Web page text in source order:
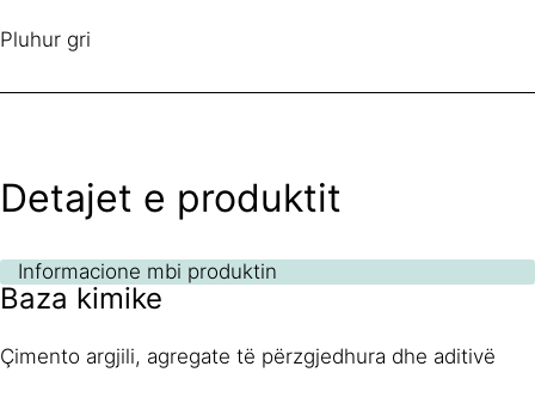
Pluhur gri
Detajet e produktit
Informacione mbi produktin
Baza kimike
Çimento argjili, agregate të përzgjedhura dhe aditivë